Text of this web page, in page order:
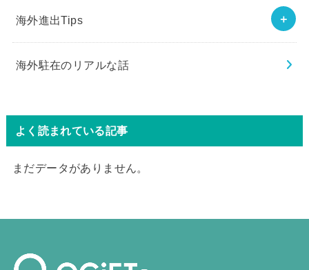
海外進出Tips
海外駐在のリアルな話
よく読まれている記事
まだデータがありません。